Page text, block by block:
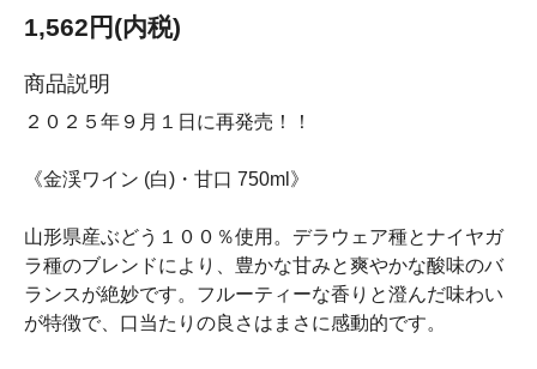
1,562円(内税)
商品説明
２０２５年９月１日に再発売！！
《金渓ワイン (白)・甘口 750ml》
山形県産ぶどう１００％使用。デラウェア種とナイヤガ
ラ種のブレンドにより、豊かな甘みと爽やかな酸味のバ
ランスが絶妙です。フルーティーな香りと澄んだ味わい
が特徴で、口当たりの良さはまさに感動的です。